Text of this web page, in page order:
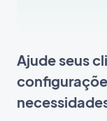
Ajude seus